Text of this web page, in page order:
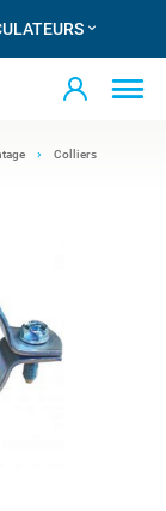
Colliers